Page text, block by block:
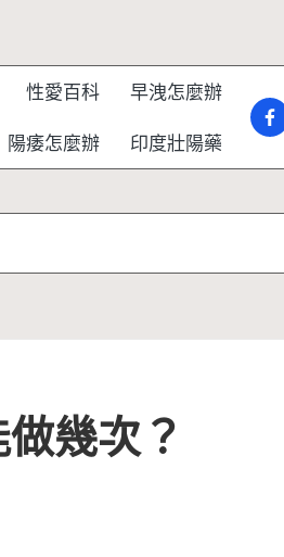
性愛百科 早洩怎麼辦
陽痿怎麼辦 印度壯陽藥
幾次？